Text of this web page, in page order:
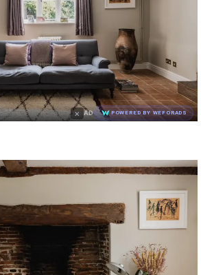
× AD POWERED BY WEFORADS